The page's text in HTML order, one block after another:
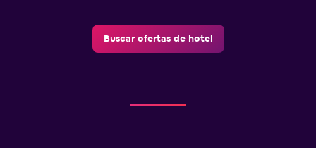
Buscar ofertas de hotel